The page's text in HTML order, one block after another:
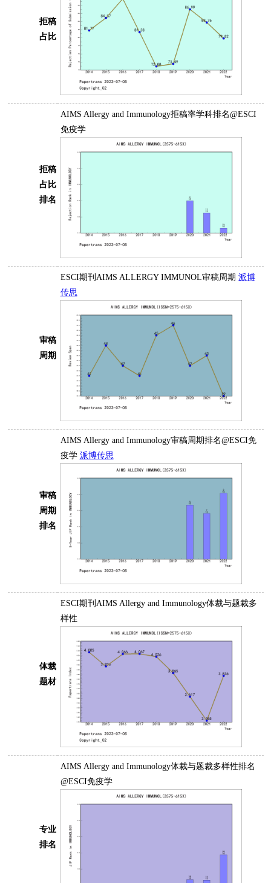
拒稿
占比
拒稿
占比
排名
AIMS Allergy and Immunology拒稿率学科排名@ESCI
免疫学
审稿
周期
ESCI期刊AIMS ALLERGY IMMUNOL审稿周期 派博
传思
审稿
周期
排名
AIMS Allergy and Immunology审稿周期排名@ESCI免
疫学 派博传思
体裁
题材
ESCI期刊AIMS Allergy and Immunology体裁与题裁多
样性
专业
排名
AIMS Allergy and Immunology体裁与题裁多样性排名
@ESCI免疫学